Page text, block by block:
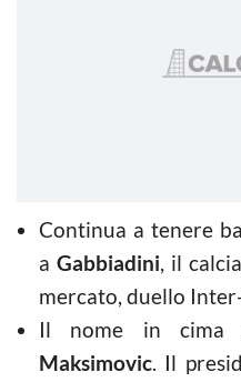
Continua a tenere
a Gabbiadini, il
mercato, duello
Il nome in
Maksimovic. Il